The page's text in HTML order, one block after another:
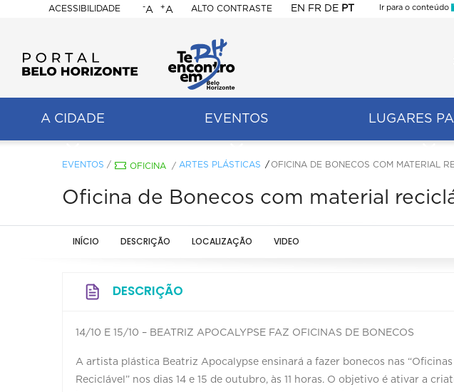
ACESSIBILIDADE
BELO
HORIZONTE
-A +A ALTO CONTRASTE EN FR DE PT
Ir para o conteúdo 1
A CIDADE EVENTOS LUGARES
EVENTOS / OFICINA / ARTES PLÁSTICAS OFICINA DE BONECOS COM MATERIAL
Oficina de Bonecos com material
INÍCIO DESCRIÇÃO LOCALIZAÇÃO VIDEO
DESCRIÇÃO
14/10 E 15/10 – BEATRIZ APOCALYPSE FAZ OFICINAS DE BONECOS
A artista plástica Beatriz Apocalypse ensinará a fazer bonecos nas
Reciclável” nos dias 14 e 15 de outubro, às 11 horas. O objetivo é ativar a